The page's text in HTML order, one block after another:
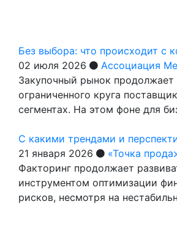
Без выбора: что происходит с
02 июля 2026
Ассоциация
Закупочный рынок продолжает
ограниченного круга
сегментах. На этом фоне для
С какими трендами и
21 января 2026
«Точка
Факторинг продолжает
инструментом оптимизации
рисков, несмотря на